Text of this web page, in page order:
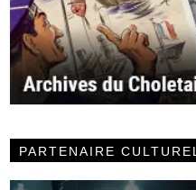
PARTENAIRE CULTUREL